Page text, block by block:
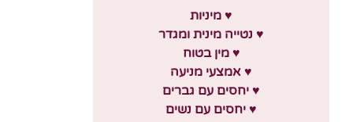
♥ מיניות
♥ נטייה מינית ומגדר
♥ מין בטוח
♥ אמצעי מניעה
♥ יחסים עם גברים
♥ יחסים עם נשים